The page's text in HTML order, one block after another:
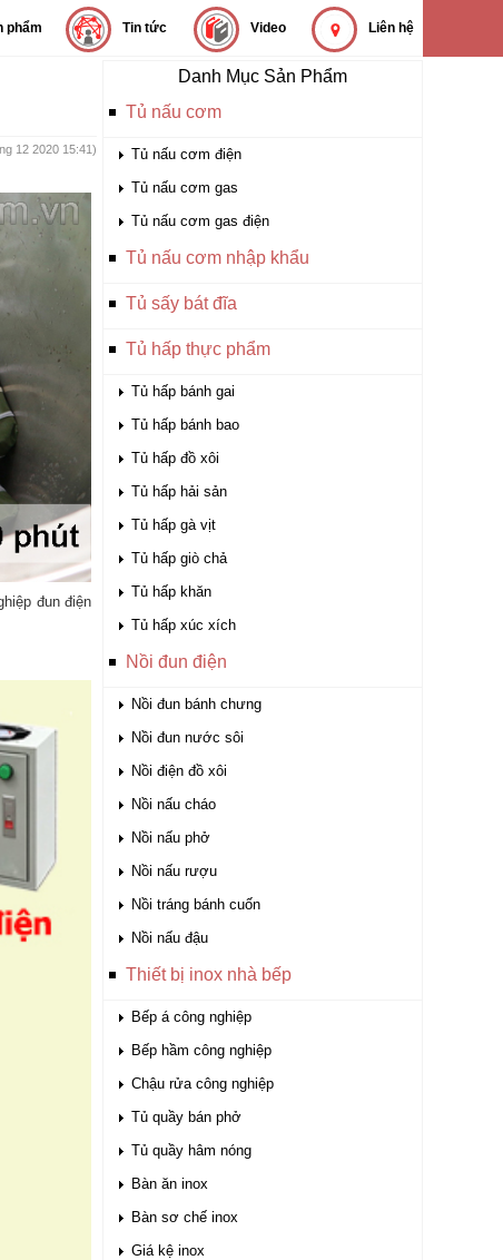
phẩm Tin tức Video Liên hệ
12 2020 15:41)
đun điện
Danh Mục Sản Phẩm
Tủ nấu cơm
Tủ nấu cơm điện
Tủ nấu cơm gas
Tủ nấu cơm gas điện
Tủ nấu cơm nhập khẩu
Tủ sấy bát đĩa
Tủ hấp thực phẩm
Tủ hấp bánh gai
Tủ hấp bánh bao
Tủ hấp đồ xôi
Tủ hấp hải sản
Tủ hấp gà vịt
Tủ hấp giò chả
Tủ hấp khăn
Tủ hấp xúc xích
Nồi đun điện
Nồi đun bánh chưng
Nồi đun nước sôi
Nồi điện đồ xôi
Nồi nấu cháo
Nồi nấu phở
Nồi nấu rượu
Nồi tráng bánh cuốn
Nồi nấu đậu
Thiết bị inox nhà bếp
Bếp á công nghiệp
Bếp hầm công nghiệp
Chậu rửa công nghiệp
Tủ quầy bán phở
Tủ quầy hâm nóng
Bàn ăn inox
Bàn sơ chế inox
Giá kệ inox